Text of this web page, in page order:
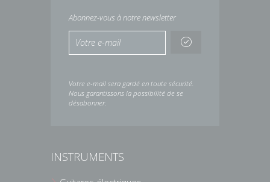
Abonnez-vous à notre newsletter
Votre e-mail sera gardé en toute sécurité.
Nous garantissons la possibilité de se
désabonner.
INSTRUMENTS